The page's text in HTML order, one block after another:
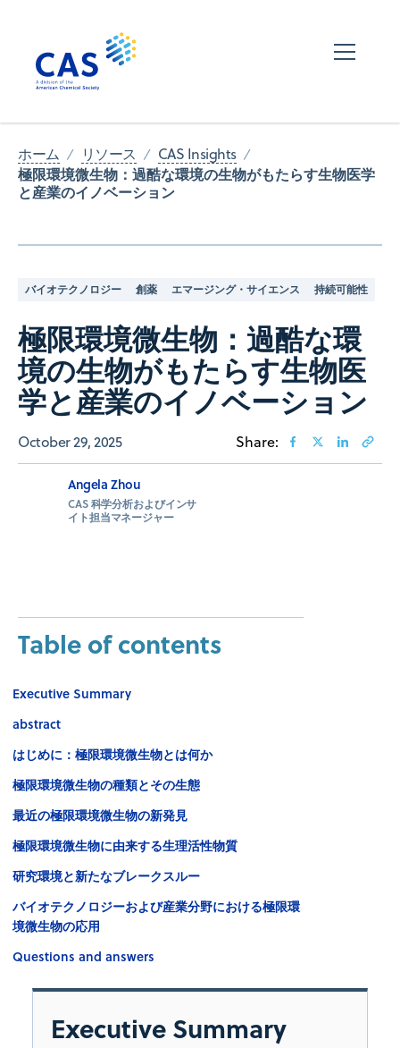
ホーム リソース CAS Insights
極限環境微生物：過酷な環境の生物がもたらす生物医学
と産業のイノベーション
バイオテクノロジー 創薬 エマージング・サイエンス 持続可能性
極限環境微生物：過酷な環
境の生物がもたらす生物医
学と産業のイノベーション
October 29, 2025 Share:
Angela Zhou
CAS 科学分析およびインサ
イト担当マネージャー
Table of contents
Executive Summary
abstract
はじめに：極限環境微生物とは何か
極限環境微生物の種類とその生態
最近の極限環境微生物の新発見
極限環境微生物に由来する生理活性物質
研究環境と新たなブレークスルー
バイオテクノロジーおよび産業分野における極限環
境微生物の応用
Questions and answers
Executive Summary